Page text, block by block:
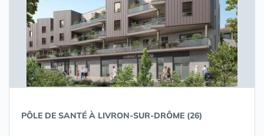
PÔLE DE SANTÉ À LIVRON-SUR-DRÔME (26)